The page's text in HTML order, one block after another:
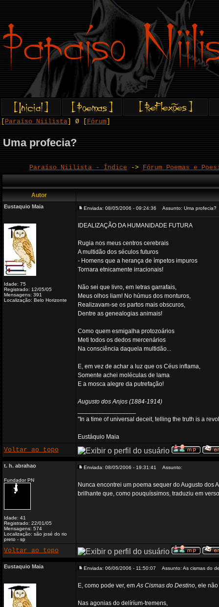
Paraíso Niilista ] Ø [ Fórum
Uma profecia?
Paraíso Niilista - Índice -> Fórum Poemas e
Autor
Eustaquio Maia
Idade: 75
Registrado: 12/05/05
Mensagens: 391
Localização: Belo Horizonte
Enviada: 08/05/2006 - 09:24:36 Assunto: Uma profecia?
IDEALIZAÇÃO DA HUMANIDADE FUTURA
Rugia nos meus centros cerebrais
A multidão dos séculos futuros
- Homens que a herança de ímpetos impuros
Tornara etnicamente irracionais!
Não sei que livro, em letras garrafais,
Meus olhos liam! No húmus dos monturos,
Realizavam-se os partos mais obscuros,
Dentre as genealogias animais!
Como quem esmigalha protozoários
Meti todos os dedos mercenários
Na consciência daquela multidão...
E, em vez de achar a luz que os Céus inflama,
Somente achei moléculas de lama
E a mosca alegre da putrefação!
Augusto dos Anjos (1884-1914)
"In a time of universal deceit, telling the truth is a
Eustáquio Maia
Voltar ao topo
t. h. abrahao
Fundador PN
Idade: 41
Registrado: 22/01/05
Mensagens: 574
Localização: são josé do rio
preto - sp
Enviada: 08/05/2006 - 19:31:41 Assunto:
Nunca encontrei um poema sequer do Augusto
brilhante que, como pouquíssimos, traduziu em
Voltar ao topo
Eustaquio Maia Enviada: 06/06/2006 - 11:50:07 Assunto: As cismas do
E, como pode ver, emAs Cismas do Destino, ele
Nas agonias do delíríum-tremens,